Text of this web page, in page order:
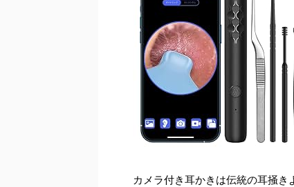
カメラ付き耳かきは伝統の耳掻き